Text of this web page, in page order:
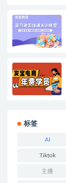
标签
AI
Tiktok
主播